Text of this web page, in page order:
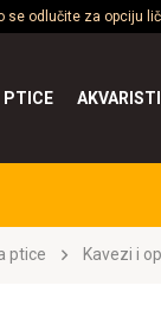
se odlučite za opciju
PTICE
ptice Kavezi i